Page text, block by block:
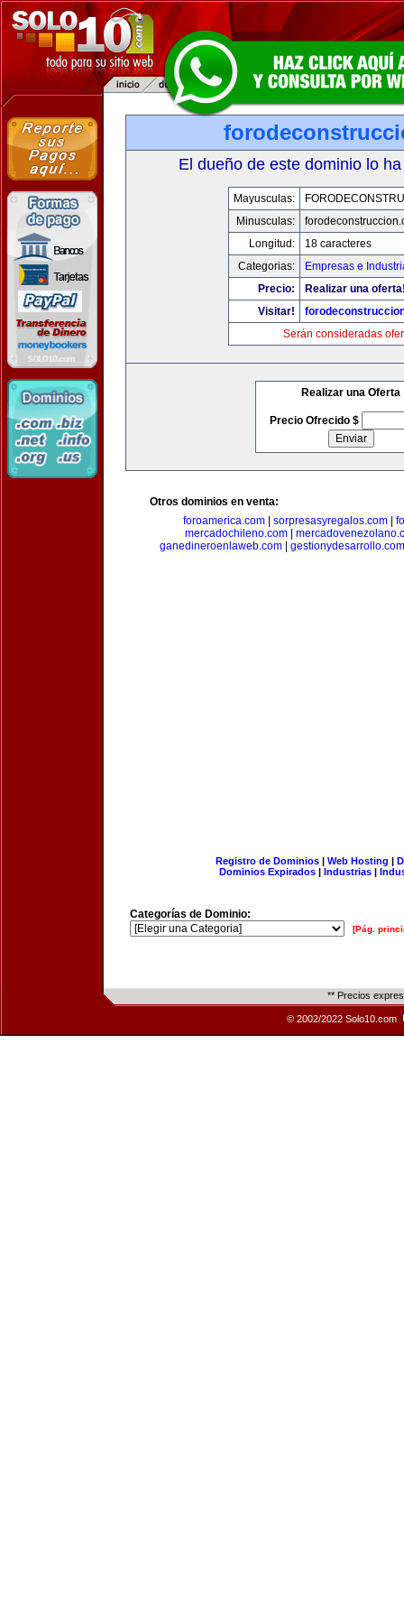
El dueño de este dominio lo
Mayusculas:
Minusculas:
Longitud:
18 caracteres
Categorias:
Empresas e
Precio:
Realizar una
Visitar!
Serán consideradas
Realizar una Oferta
Precio Ofrecido $
Otros dominios en venta:
foroamerica.com
sorpresasyregalos.com
mercadochileno.com
ganedineroenlaweb.com
gestionydesarrollo.com
Registro de Dominios| Web Hosting |
Dominios Expirados | Industrias |
Categorías de Dominio:
[Pág.
** Precios
© 2002/2022 Solo10.com